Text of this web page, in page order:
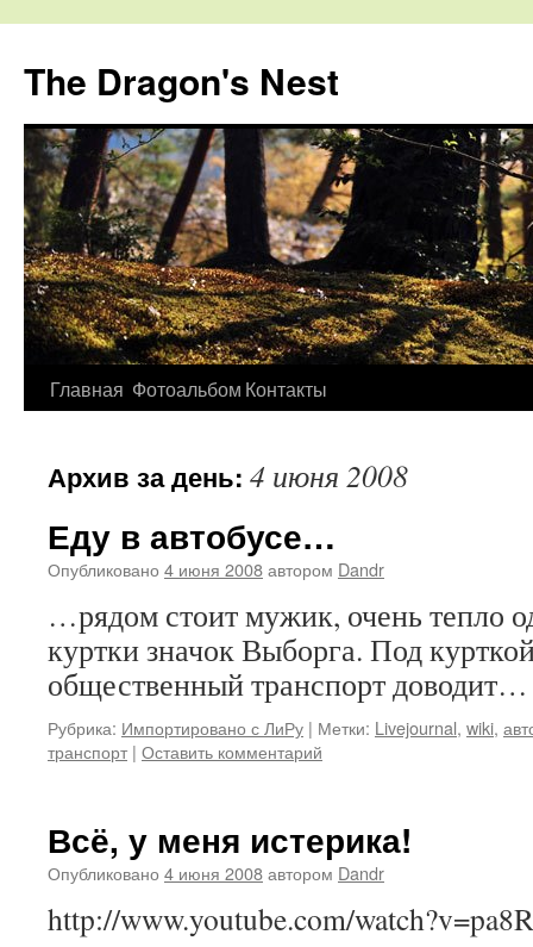
The Dragon's Nest
Перейти
содержимому
Главная Фотоальбом Контакты
Архив за день: 4 июня 2008
Еду в автобусе…
Опубликовано 4 июня 2008автором Dandr
…рядом стоит мужик, очень тепло
куртки значок Выборга. Под
общественный транспорт
Рубрика: Импортировано с ЛиРу | Метки: Livejournal, wiki,
транспорт | Оставить комментарий
Всё, у меня истерика!
Опубликовано 4 июня 2008автором Dandr
http://www.youtube.com/